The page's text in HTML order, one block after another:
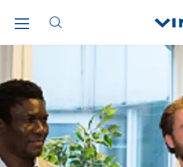
TG Concept
Thermo Réfrigération
Top Thermique
TranzCom
Travesset Beziers
Tunzini Antilles
Tunzini Grand Ouest